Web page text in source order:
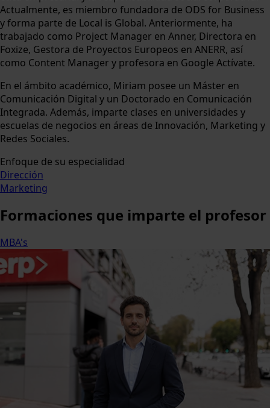
Actualmente, es miembro fundadora de ODS for Business
y forma parte de Local is Global. Anteriormente, ha
trabajado como Project Manager en Anner, Directora en
Foxize, Gestora de Proyectos Europeos en ANERR, así
como Content Manager y profesora en Google Actívate.
En el ámbito académico, Miriam posee un Máster en
Comunicación Digital y un Doctorado en Comunicación
Integrada. Además, imparte clases en universidades y
escuelas de negocios en áreas de Innovación, Marketing y
Redes Sociales.
Enfoque de su especialidad
Dirección
Marketing
Formaciones que imparte el profesor
MBA's